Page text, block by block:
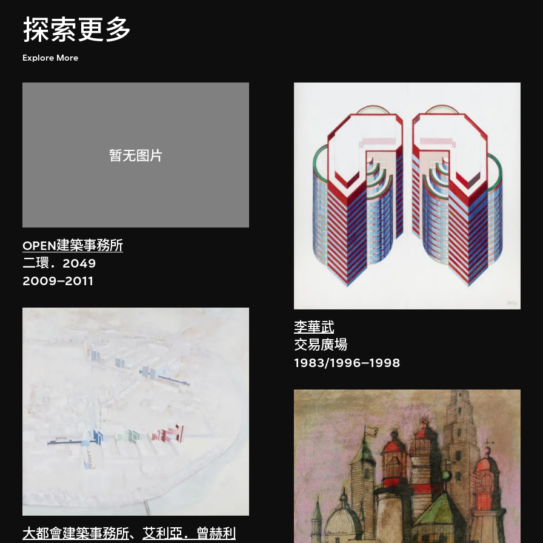
探索更多
Explore More
OPEN建築事務所
二環．2049
2009–2011
大都會建築事務所、艾利亞．曾赫利
李華武
交易廣場
1983/1996–1998